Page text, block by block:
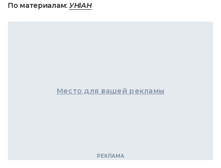
По материалам: УНІАН
Место для вашей рекламы